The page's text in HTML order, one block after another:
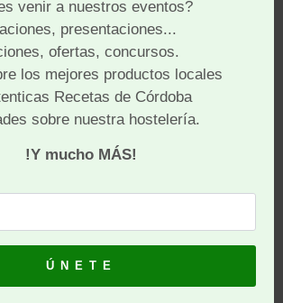
y anticipar los próximos movimientos
varios ejemplos de
que nos han
mucho:
cuyos pétalos están hechos con
sabores. La estética es
sencillo, mostrando el interior
la función de protección, el